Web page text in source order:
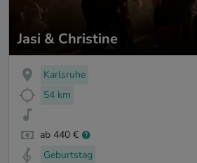
Jasi & Christine
Karlsruhe
54 km
ab 440 €
Geburtstag